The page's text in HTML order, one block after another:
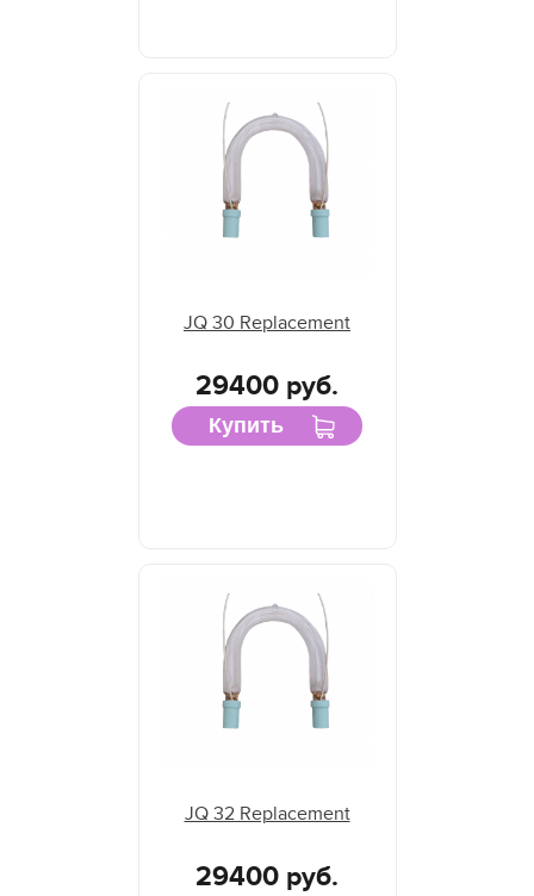
JQ 30 Replacement
29400 руб.
Купить
JQ 32 Replacement
29400 руб.